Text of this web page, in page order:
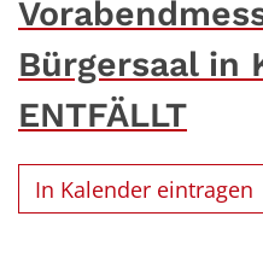
Bürgersaal in
ENTFÄLLT
In Kalender eintragen